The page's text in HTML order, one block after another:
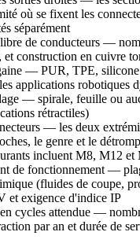
où se fixent les
séparément
de conducteurs —
construction en cuivre
— PUR, TPE, silicone
applications robotiques
— spirale, feuille ou
rétractiles)
— les deux
le genre et le
incluent M8, M12
de fonctionnement —
(fluides de coupe,
et exigence d'indice IP
cycles attendue —
par an et durée de